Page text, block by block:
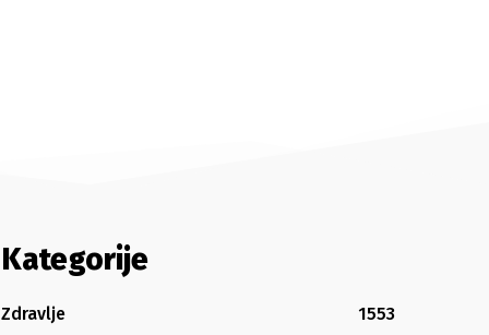
Kategorije
Zdravlje 1553